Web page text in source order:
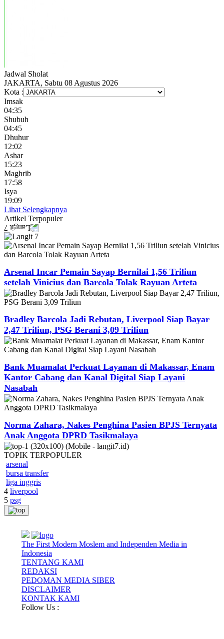
Jadwal Sholat
JAKARTA, Sabtu 08 Agustus 2026
Kota :
Imsak
04:35
Shubuh
04:45
Dhuhur
12:02
Ashar
15:23
Maghrib
17:58
Isya
19:09
Lihat Selengkapnya
Artikel Terpopuler
Arsenal Incar Pemain Sayap Bernilai 1,56 Triliun
setelah Vinicius dan Barcola Tolak Rayuan Arteta
Bradley Barcola Jadi Rebutan, Liverpool Siap Bayar
2,47 Triliun, PSG Berani 3,09 Triliun
Bank Muamalat Perkuat Layanan di Makassar, Enam
Kantor Cabang dan Kanal Digital Siap Layani
Nasabah
Norma Zahara, Nakes Penghina Pasien BPJS Ternyata
Anak Anggota DPRD Tasikmalaya
TOPIK TERPOPULER
arsenal
bursa transfer
liga inggris
4 liverpool
5 psg
The First Modern Moslem and Independen Media in
Indonesia
TENTANG KAMI
REDAKSI
PEDOMAN MEDIA SIBER
DISCLAIMER
KONTAK KAMI
Follow Us :